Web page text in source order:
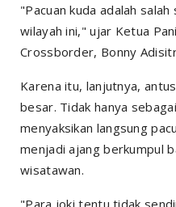
"Pacuan kuda adalah
wilayah ini," ujar Ketua
Crossborder, Bonny
Karena itu, lanjutnya,
besar. Tidak hanya
menyaksikan langsung
menjadi ajang berkumpul
wisatawan.
"Para joki tentu tidak